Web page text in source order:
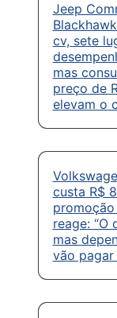
Jeep
cv, sete
mas
preço de
elevam o
custa R$
reage: “O
mas
vão pagar